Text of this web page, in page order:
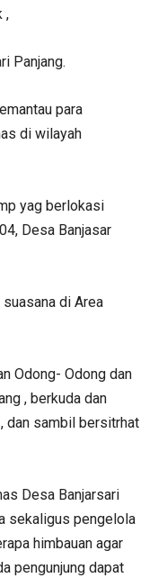
,
Panjang.
para
di wilayah
yag berlokasi
Desa Banjasar
di Area
Odong- Odong dan
, berkuda dan
dan sambil bersitrhat
Desa Banjarsari
sekaligus pengelola
himbauan agar
pengunjung dapat